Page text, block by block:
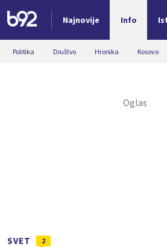
Najnovije Info
Nova vest
Politika Društvo Hronika Kosovo
SVET 2